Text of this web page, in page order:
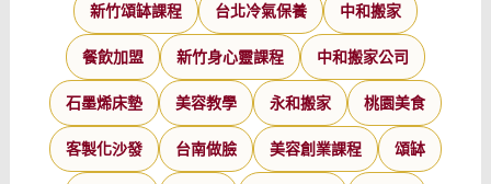
新竹頌缽課程 台北冷氣保養 中和搬家
餐飲加盟 新竹身心靈課程 中和搬家公司
石墨烯床墊 美容教學 永和搬家 桃園美食
客製化沙發 台南做臉 美容創業課程 頌缽